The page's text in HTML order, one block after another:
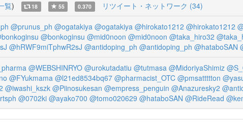
覧) 18 55 0.370 リツイート・ネットワーク (34)
@prunus_ph @ogatakiya @ogatakiya @hirokato1212 @hirokato1212
@bonkoginsu @mid0noon @mid0noon @taka_hiro32
@hRWF9miTphwR2sJ @antidoping_ph @antidoping_ph @hataboSAN
@WEBSHINRYO @urokutadatiu @tutmasa @MidoriyaShimiz
@FYukmama @l21ed8534bq67 @pharmacist_OTC @pmsattttton
@iwashi_kszk @Piinosukesan @empress_penguin @Anazuresky2
@0702ki @ayako700 @tomo020629 @hataboSAN @RideRead